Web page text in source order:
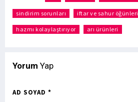
sindirim sorunları iftar ve sahur öğünleri
hazmı kolaylaştırıyor arı ürünleri
Yorum Yap
AD SOYAD *